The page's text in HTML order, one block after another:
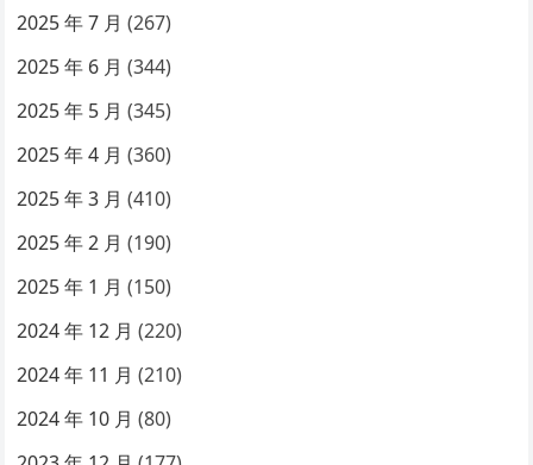
2025 年 7 月 (267)
2025 年 6 月 (344)
2025 年 5 月 (345)
2025 年 4 月 (360)
2025 年 3 月 (410)
2025 年 2 月 (190)
2025 年 1 月 (150)
2024 年 12 月 (220)
2024 年 11 月 (210)
2024 年 10 月 (80)